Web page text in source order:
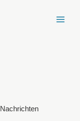
Nachrichten